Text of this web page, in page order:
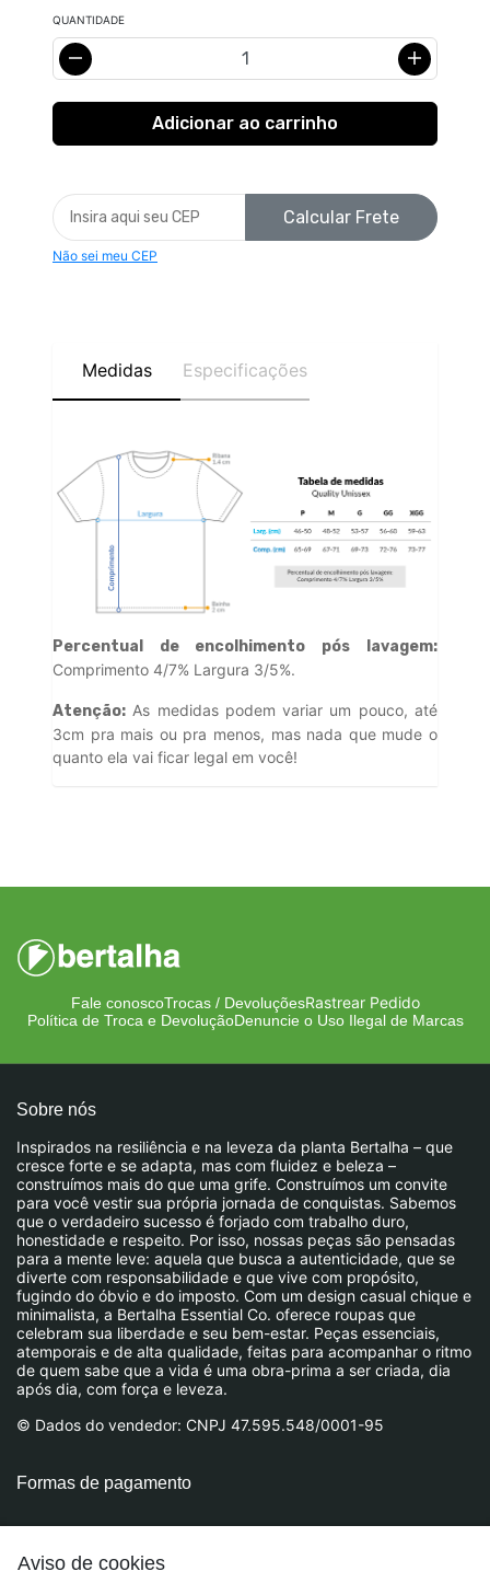
QUANTIDADE
Calcular Frete
Não sei meu CEP
Medidas Especificações
Percentual de encolhimento pós lavagem:
Comprimento 4/7% Largura 3/5%.
Atenção: As medidas podem variar um pouco, até
3cm pra mais ou pra menos, mas nada que mude o
quanto ela vai ficar legal em você!
Aviso de cookies
Fale conoscoTrocas / DevoluçõesRastrear Pedido
Política de Troca e DevoluçãoDenuncie o Uso Ilegal de Marcas
Sobre nós
Inspirados na resiliência e na leveza da planta Bertalha – que
cresce forte e se adapta, mas com fluidez e beleza –
construímos mais do que uma grife. Construímos um convite
para você vestir sua própria jornada de conquistas. Sabemos
que o verdadeiro sucesso é forjado com trabalho duro,
honestidade e respeito. Por isso, nossas peças são pensadas
para a mente leve: aquela que busca a autenticidade, que se
diverte com responsabilidade e que vive com propósito,
fugindo do óbvio e do imposto. Com um design casual chique e
minimalista, a Bertalha Essential Co. oferece roupas que
celebram sua liberdade e seu bem-estar. Peças essenciais,
atemporais e de alta qualidade, feitas para acompanhar o ritmo
de quem sabe que a vida é uma obra-prima a ser criada, dia
após dia, com força e leveza.
© Dados do vendedor: CNPJ 47.595.548/0001-95
Formas de pagamento